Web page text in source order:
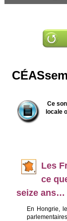
Ce
locale
Les
ce
seize ans…
En Hongrie,